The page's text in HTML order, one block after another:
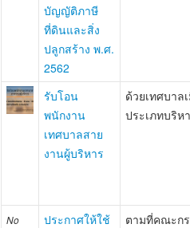
บัญญัติภาษี
ที่ดินและสิ่ง
ปลูกสร้าง พ.ศ.
2562
รับโอน
พนักงาน
เทศบาลสาย
งานผู้บริหาร
ด้วยเทศบาล
ประเภทบริห
No
ประกาศให้ใช้
ตามที่คณะก